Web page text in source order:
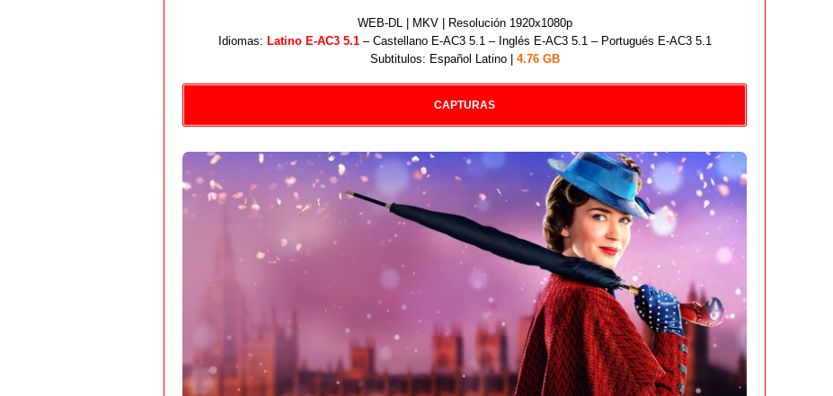
WEB-DL | MKV | Resolución 1920x1080p
Idiomas: Latino E-AC3 5.1– Castellano E-AC3 5.1 – Inglés E-AC3 5.1 – Portugués E-AC3 5.1
Subtitulos: Español Latino | 4.76 GB
CAPTURAS